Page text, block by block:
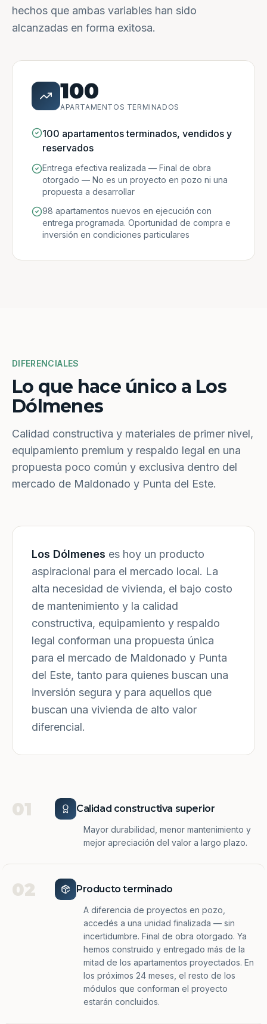
hechos que ambas variables han sido
alcanzadas en forma exitosa.
100
APARTAMENTOS TERMINADOS
100 apartamentos terminados, vendidos y
reservados
Entrega efectiva realizada — Final de obra
otorgado — No es un proyecto en pozo ni una
propuesta a desarrollar
98 apartamentos nuevos en ejecución con
entrega programada. Oportunidad de compra e
inversión en condiciones particulares
DIFERENCIALES
Lo que hace único a Los
Dólmenes
Calidad constructiva y materiales de primer nivel,
equipamiento premium y respaldo legal en una
propuesta poco común y exclusiva dentro del
mercado de Maldonado y Punta del Este.
Los Dólmenes es hoy un producto
aspiracional para el mercado local. La
alta necesidad de vivienda, el bajo costo
de mantenimiento y la calidad
constructiva, equipamiento y respaldo
legal conforman una propuesta única
para el mercado de Maldonado y Punta
del Este, tanto para quienes buscan una
inversión segura y para aquellos que
buscan una vivienda de alto valor
diferencial.
01 Calidad constructiva superior
Mayor durabilidad, menor mantenimiento y
mejor apreciación del valor a largo plazo.
02 Producto terminado
A diferencia de proyectos en pozo,
accedés a una unidad finalizada — sin
incertidumbre. Final de obra otorgado. Ya
hemos construido y entregado más de la
mitad de los apartamentos proyectados. En
los próximos 24 meses, el resto de los
módulos que conforman el proyecto
estarán concluidos.